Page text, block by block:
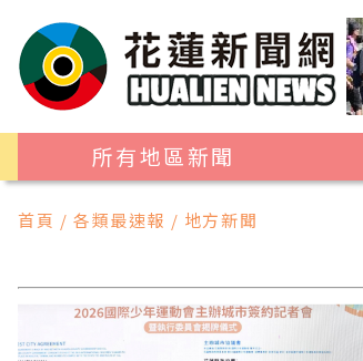
所有地區新聞
首頁 / 各類最速報 / 地方新聞